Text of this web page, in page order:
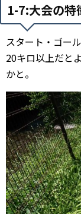
1-7:大会の特
スタート・ゴー
20キロ以上だと
かと。